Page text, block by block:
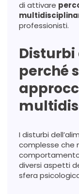
di attivare
professionisti.
perché
I disturbi
complesse che
diversi aspetti
sfera